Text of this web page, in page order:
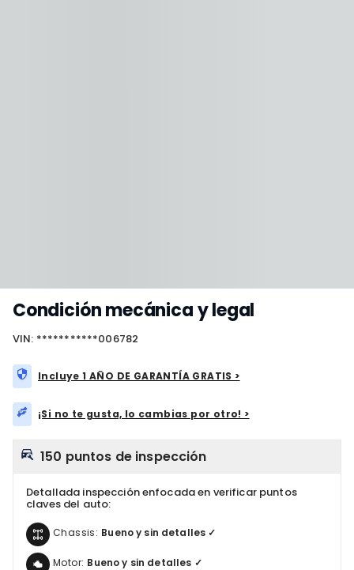
Condición mecánica y legal
VIN: ***********006782
Incluye 1 AÑO DE GARANTÍA GRATIS >
¡Si no te gusta, lo cambias por otro! >
150 puntos de inspección
Detallada inspección enfocada en verificar puntos
claves del auto:
Chassis: Bueno y sin detalles ✓
Motor: Bueno y sin detalles ✓